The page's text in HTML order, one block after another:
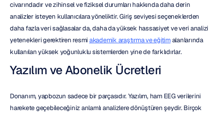
civarındadır ve zihinsel ve fiziksel durumları hakkında daha derin
analizler isteyen kullanıcılara yöneliktir. Giriş seviyesi seçeneklerden
daha fazla veri sağlasalar da, daha da yüksek hassasiyet ve veri analizi
yetenekleri gerektiren resmi akademik araştırma ve eğitim alanlarında
kullanılan yüksek yoğunluklu sistemlerden yine de farklıdırlar.
Yazılım ve Abonelik Ücretleri
Donanım, yapbozun sadece bir parçasıdır. Yazılım, ham EEG verilerini
harekete geçebileceğiniz anlamlı analizlere dönüştüren şeydir. Birçok